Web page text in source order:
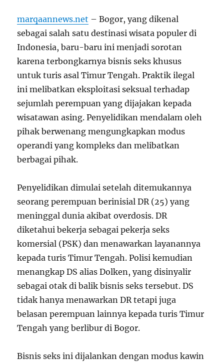
marqaannews.net – Bogor, yang dikenal
sebagai salah satu destinasi wisata populer di
Indonesia, baru-baru ini menjadi sorotan
karena terbongkarnya bisnis seks khusus
untuk turis asal Timur Tengah. Praktik ilegal
ini melibatkan eksploitasi seksual terhadap
sejumlah perempuan yang dijajakan kepada
wisatawan asing. Penyelidikan mendalam oleh
pihak berwenang mengungkapkan modus
operandi yang kompleks dan melibatkan
berbagai pihak.
Penyelidikan dimulai setelah ditemukannya
seorang perempuan berinisial DR (25) yang
meninggal dunia akibat overdosis. DR
diketahui bekerja sebagai pekerja seks
komersial (PSK) dan menawarkan layanannya
kepada turis Timur Tengah. Polisi kemudian
menangkap DS alias Dolken, yang disinyalir
sebagai otak di balik bisnis seks tersebut. DS
tidak hanya menawarkan DR tetapi juga
belasan perempuan lainnya kepada turis Timur
Tengah yang berlibur di Bogor.
Bisnis seks ini dijalankan dengan modus kawin